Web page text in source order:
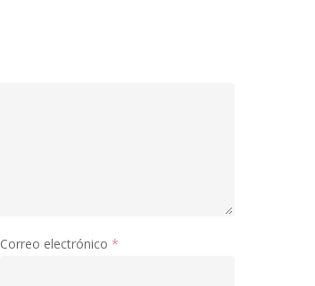
Correo electrónico*